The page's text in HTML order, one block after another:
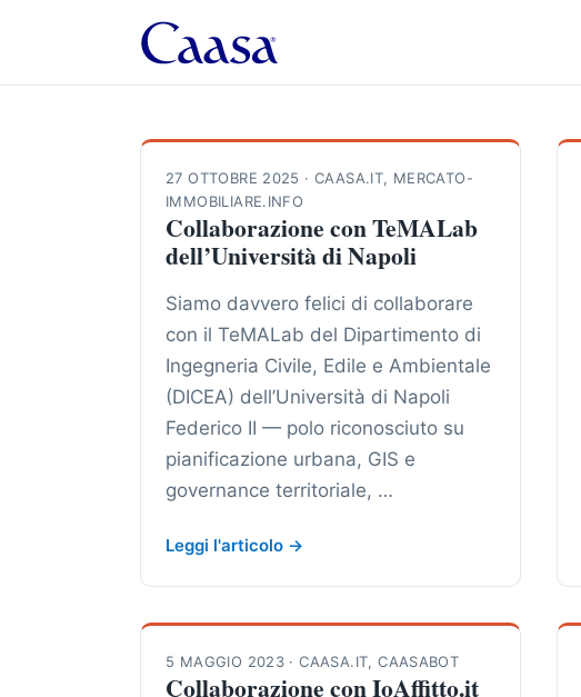
27 OTTOBRE 2025 ·CAASA.IT, MERCATO-
IMMOBILIARE.INFO
Collaborazione con TeMALab
dell’Università di Napoli
Siamo davvero felici di collaborare
con il TeMALab del Dipartimento di
Ingegneria Civile, Edile e Ambientale
(DICEA) dell’Università di Napoli
Federico II — polo riconosciuto su
pianificazione urbana, GIS e
governance territoriale, …
Leggi l'articolo →
5 MAGGIO 2023 ·CAASA.IT,CAASABOT
Collaborazione con IoAffitto.it